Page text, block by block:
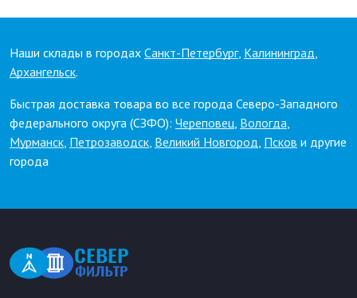
Наши склады в городах Санкт-Петербург, Калининград,
Архангельск.
Быстрая доставка товара во все города Северо-Западного
федерального округа (СЗФО): Череповец, Вологда,
Мурманск, Петрозаводск, Великий Новгород, Псков и другие
города